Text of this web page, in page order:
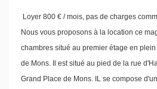
Loyer 800 € / mois, pas de charges
Nous vous proposons à la location ce
chambres situé au premier étage en
de Mons. Il est situé au pied de la rue
Grand Place de Mons. IL se compose